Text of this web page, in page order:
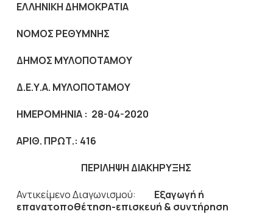
ΕΛΛΗΝΙΚΗ ΔΗΜΟΚΡΑΤΙΑ
ΝΟΜΟΣ ΡΕΘΥΜΝΗΣ
ΔΗΜΟΣ ΜΥΛΟΠΟΤΑΜΟΥ
Δ.Ε.Υ.Α. ΜΥΛΟΠΟΤΑΜΟΥ
ΗΜΕΡΟΜΗΝΙΑ : 28-04-2020
ΑΡΙΘ. ΠΡΩΤ.: 416
ΠΕΡΙΛΗΨΗ ΔΙΑΚΗΡΥΞΗΣ
Αντικείμενο Διαγωνισμού: Εξαγωγή ή
επανατοποθέτηση-επισκευή & συντήρηση